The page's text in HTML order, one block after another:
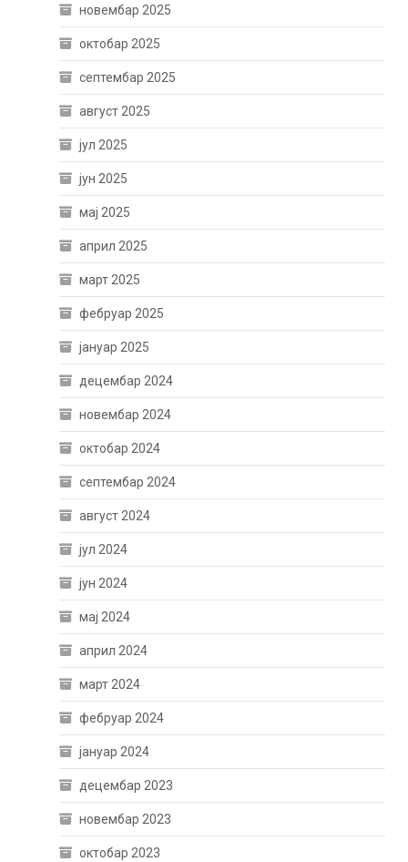
новембар 2025
октобар 2025
септембар 2025
август 2025
јул 2025
јун 2025
мај 2025
април 2025
март 2025
фебруар 2025
јануар 2025
децембар 2024
новембар 2024
октобар 2024
септембар 2024
август 2024
јул 2024
јун 2024
мај 2024
април 2024
март 2024
фебруар 2024
јануар 2024
децембар 2023
новембар 2023
октобар 2023